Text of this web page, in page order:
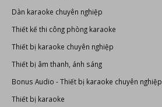
Dàn karaoke chuyên nghiệp
Thiết kế thi công phòng karaoke
Thiết bị karaoke chuyên nghiệp
Thiết bị âm thanh, ánh sáng
Bonus Audio -Thiết bị karaoke chuyên nghiệp
Thiết bị karaoke